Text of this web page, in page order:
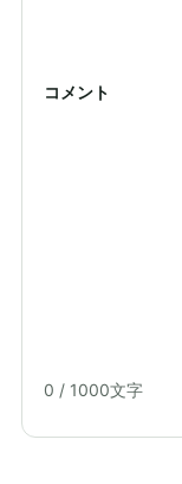
コメント
0 / 1000文字